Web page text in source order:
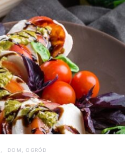
DOM, OGRÓD